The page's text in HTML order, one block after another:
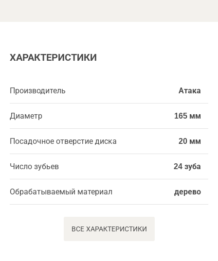
ХАРАКТЕРИСТИКИ
Производитель Атака
Диаметр 165 мм
Посадочное отверстие диска 20 мм
Число зубьев 24 зуба
Обрабатываемый материал дерево
ВСЕ ХАРАКТЕРИСТИКИ